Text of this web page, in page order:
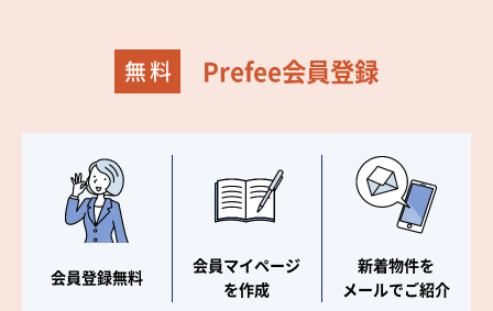
Prefee会員登録
会員登録無料
会員マイページ
を作成
新着物件を
メールでご紹介